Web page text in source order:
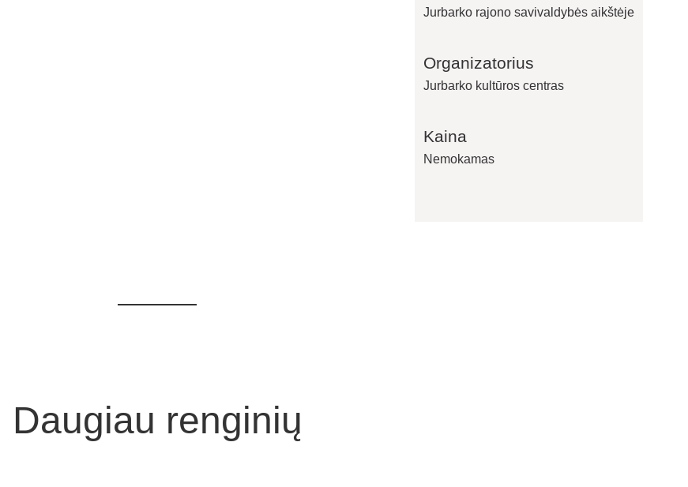
Jurbarko rajono savivaldybės aikštėje
Organizatorius
Jurbarko kultūros centras
Kaina
Nemokamas
Daugiau renginių